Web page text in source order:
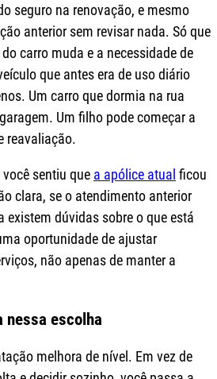
seguro na renovação, e mesmo
anterior sem revisar nada. Só que
carro muda e a necessidade de
que antes era de uso diário
Um carro que dormia na rua
Um filho pode começar a
reavaliação.
sentiu que a apólice atual ficou
clara, se o atendimento anterior
existem dúvidas sobre o que está
oportunidade de ajustar
não apenas de manter a
nessa escolha
melhora de nível. Em vez de